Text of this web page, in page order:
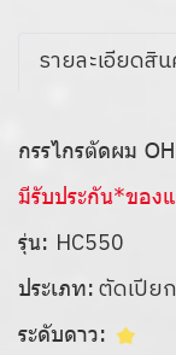
รายละเอียดสิ
กรรไกรตัดผม
มีรับประกัน*ของ
รุ่น: HC550
ประเภท: ตัดเปีย
ระดับดาว: